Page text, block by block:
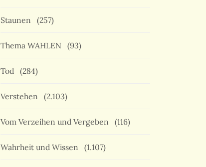
Staunen (257)
Thema WAHLEN (93)
Tod (284)
Verstehen (2.103)
Vom Verzeihen und Vergeben (116)
Wahrheit und Wissen (1.107)